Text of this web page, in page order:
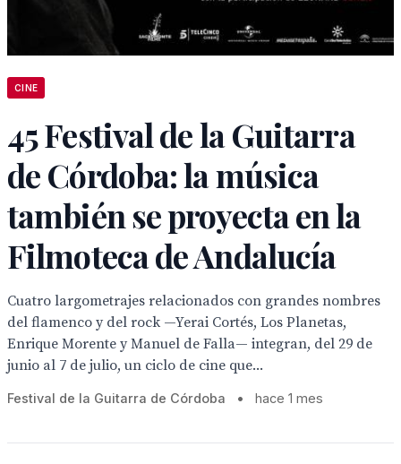
CINE
45 Festival de la Guitarra
de Córdoba: la música
también se proyecta en la
Filmoteca de Andalucía
Cuatro largometrajes relacionados con grandes nombres
del flamenco y del rock —Yerai Cortés, Los Planetas,
Enrique Morente y Manuel de Falla— integran, del 29 de
junio al 7 de julio, un ciclo de cine que...
Festival de la Guitarra de Córdoba • hace 1 mes